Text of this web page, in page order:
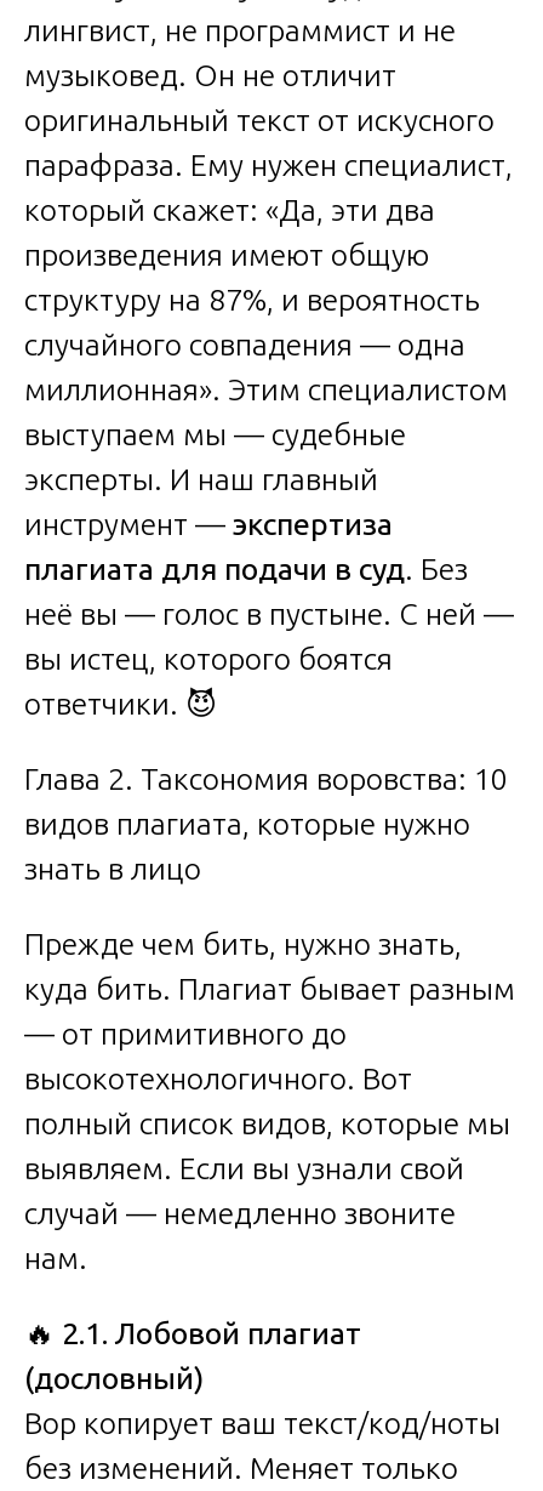
лингвист, не программист и не
музыковед. Он не отличит
оригинальный текст от искусного
парафраза. Ему нужен специалист,
который скажет: «Да, эти два
произведения имеют общую
структуру на 87%, и вероятность
случайного совпадения — одна
миллионная». Этим специалистом
выступаем мы — судебные
эксперты. И наш главный
инструмент — экспертиза
плагиата для подачи в суд. Без
неё вы — голос в пустыне. С ней —
вы истец, которого боятся
ответчики. 😈
Глава 2. Таксономия воровства: 10
видов плагиата, которые нужно
знать в лицо
Прежде чем бить, нужно знать,
куда бить. Плагиат бывает разным
— от примитивного до
высокотехнологичного. Вот
полный список видов, которые мы
выявляем. Если вы узнали свой
случай — немедленно звоните
нам.
🔥 2.1. Лобовой плагиат
(дословный)
Вор копирует ваш текст/код/ноты
без изменений. Меняет только